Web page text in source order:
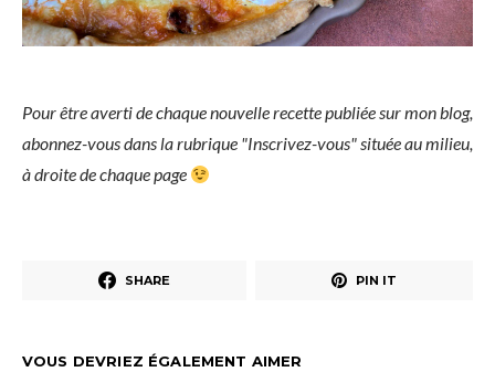
Pour être averti de chaque nouvelle recette publiée sur mon blog,
abonnez-vous dans la rubrique "Inscrivez-vous" située au milieu,
à droite de chaque page
SHARE PIN IT
VOUS DEVRIEZ ÉGALEMENT AIMER